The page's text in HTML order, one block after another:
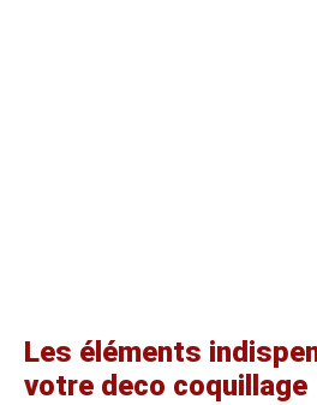
Les éléments
votre deco coquillage